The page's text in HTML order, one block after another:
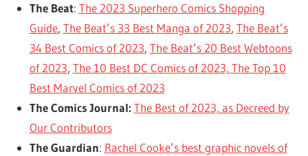
The Beat: The 2023 Superhero Comics Shopping
Guide, The Beat’s 33 Best Manga of 2023, The Beat’s
34 Best Comics of 2023, The Beat’s 20 Best Webtoons
of 2023, The 10 Best DC Comics of 2023, The Top 10
Best Marvel Comics of 2023
The Comics Journal: The Best of 2023, as Decreed by
Our Contributors
The Guardian: Rachel Cooke’s best graphic novels of